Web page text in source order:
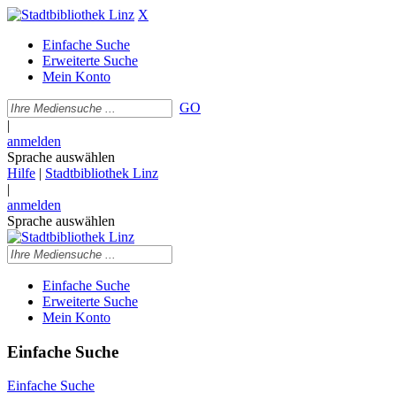
X
Einfache Suche
Erweiterte Suche
Mein Konto
GO
|
anmelden
Sprache auswählen
Hilfe | Stadtbibliothek Linz
|
anmelden
Sprache auswählen
Einfache Suche
Erweiterte Suche
Mein Konto
Einfache Suche
Einfache Suche